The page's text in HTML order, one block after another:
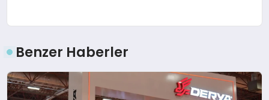
Benzer Haberler